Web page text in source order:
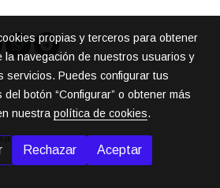
propias y terceros para obtener
navegación de nuestros usuarios y
servicios. Puedes configurar tus
botón “Configurar” o obtener más
nuestra política de cookies.
Rechazar Aceptar